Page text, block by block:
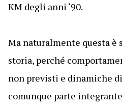
KM degli anni ‘90.
Ma naturalmente questa è
storia, perché
non previsti e dinamiche
comunque parte